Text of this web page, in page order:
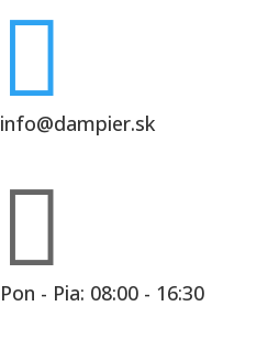

info@dampier.sk

Pon - Pia: 08:00 - 16:30